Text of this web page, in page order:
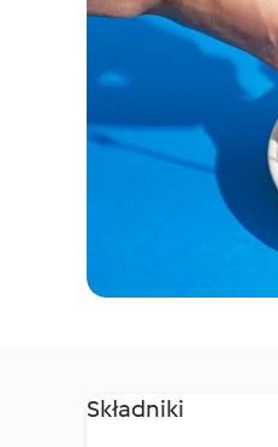
Składniki